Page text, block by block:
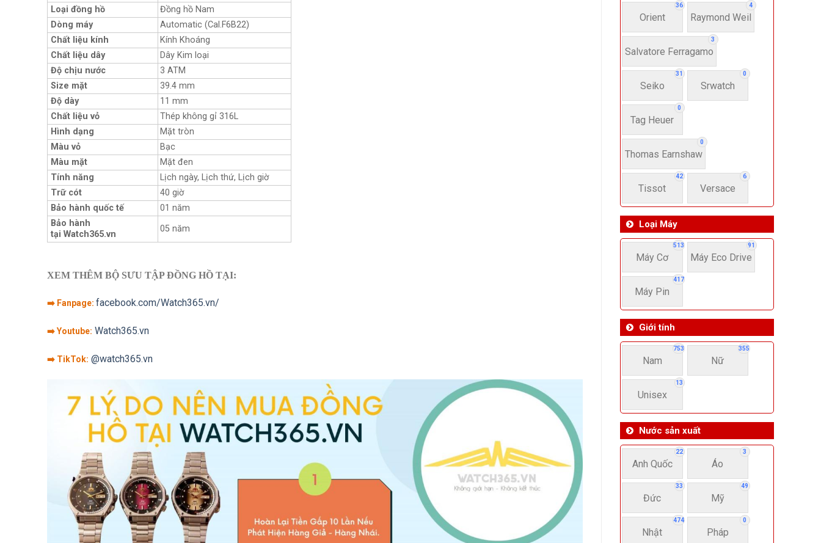
36
Orient
4
Raymond Weil
3
Salvatore Ferragamo
31
Seiko
0
Srwatch
0
Tag Heuer
0
Thomas Earnshaw
42
Tissot
6
Versace
Loại Máy
513
Máy Cơ
91
Máy Eco Drive
417
Máy Pin
Giới tính
753
Nam
355
Nữ
13
Unisex
Nước sản xuất
22
Anh Quốc
3
Áo
33
Đức
49
Mỹ
474
Nhật
0
Pháp
Loại đồng hồ
Đồng hồ Nam
Dòng máy
Automatic (Cal.F6B22)
Chất liệu kính
Kính Khoáng
Chất liệu dây
Dây Kim loại
Độ chịu nước
3 ATM
Size mặt
39.4 mm
Độ dày
11 mm
Chất liệu vỏ
Thép không gỉ 316L
Hình dạng
Mặt tròn
Màu vỏ
Bạc
Màu mặt
Mặt đen
Tính năng
Lịch ngày, Lịch thứ, Lịch giờ
Trữ cót
40 giờ
Bảo hành quốc tế
01 năm
Bảo hành
tại Watch365.vn
05 năm
XEM THÊM BỘ SƯU TẬP ĐỒNG HỒ TẠI:
➡️ Fanpage: facebook.com/Watch365.vn/
➡️ Youtube: Watch365.vn
➡️ TikTok: @watch365.vn